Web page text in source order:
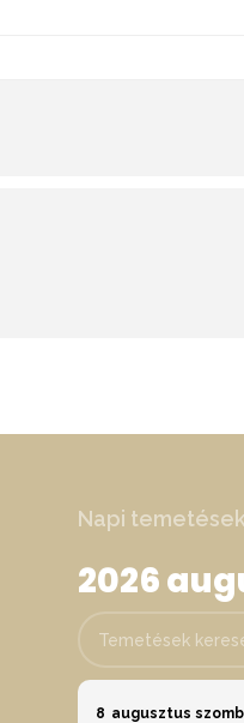
Napi temetések
2026
8 augusztus